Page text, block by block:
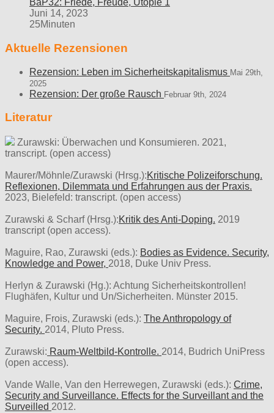
BaP32: Friede, Freude, Utopie 1
Juni 14, 2023
25Minuten
Aktuelle Rezensionen
Rezension: Leben im Sicherheitskapitalismus Mai 29th,
2025
Rezension: Der große Rausch Februar 9th, 2024
Literatur
Zurawski: Überwachen und Konsumieren. 2021,
transcript. (open access)
Maurer/Möhnle/Zurawski (Hrsg.):Kritische Polizeiforschung.
Reflexionen, Dilemmata und Erfahrungen aus der Praxis.
2023, Bielefeld: transcript. (open access)
Zurawski & Scharf (Hrsg.):Kritik des Anti-Doping. 2019
transcript (open access).
Maguire, Rao, Zurawski (eds.): Bodies as Evidence. Security,
Knowledge and Power, 2018, Duke Univ Press.
Herlyn & Zurawski (Hg.): Achtung Sicherheitskontrollen!
Flughäfen, Kultur und Un/Sicherheiten. Münster 2015.
Maguire, Frois, Zurawski (eds.): The Anthropology of
Security. 2014, Pluto Press.
Zurawski: Raum-Weltbild-Kontrolle. 2014, Budrich UniPress
(open access).
Vande Walle, Van den Herrewegen, Zurawski (eds.): Crime,
Security and Surveillance. Effects for the Surveillant and the
Surveilled 2012.